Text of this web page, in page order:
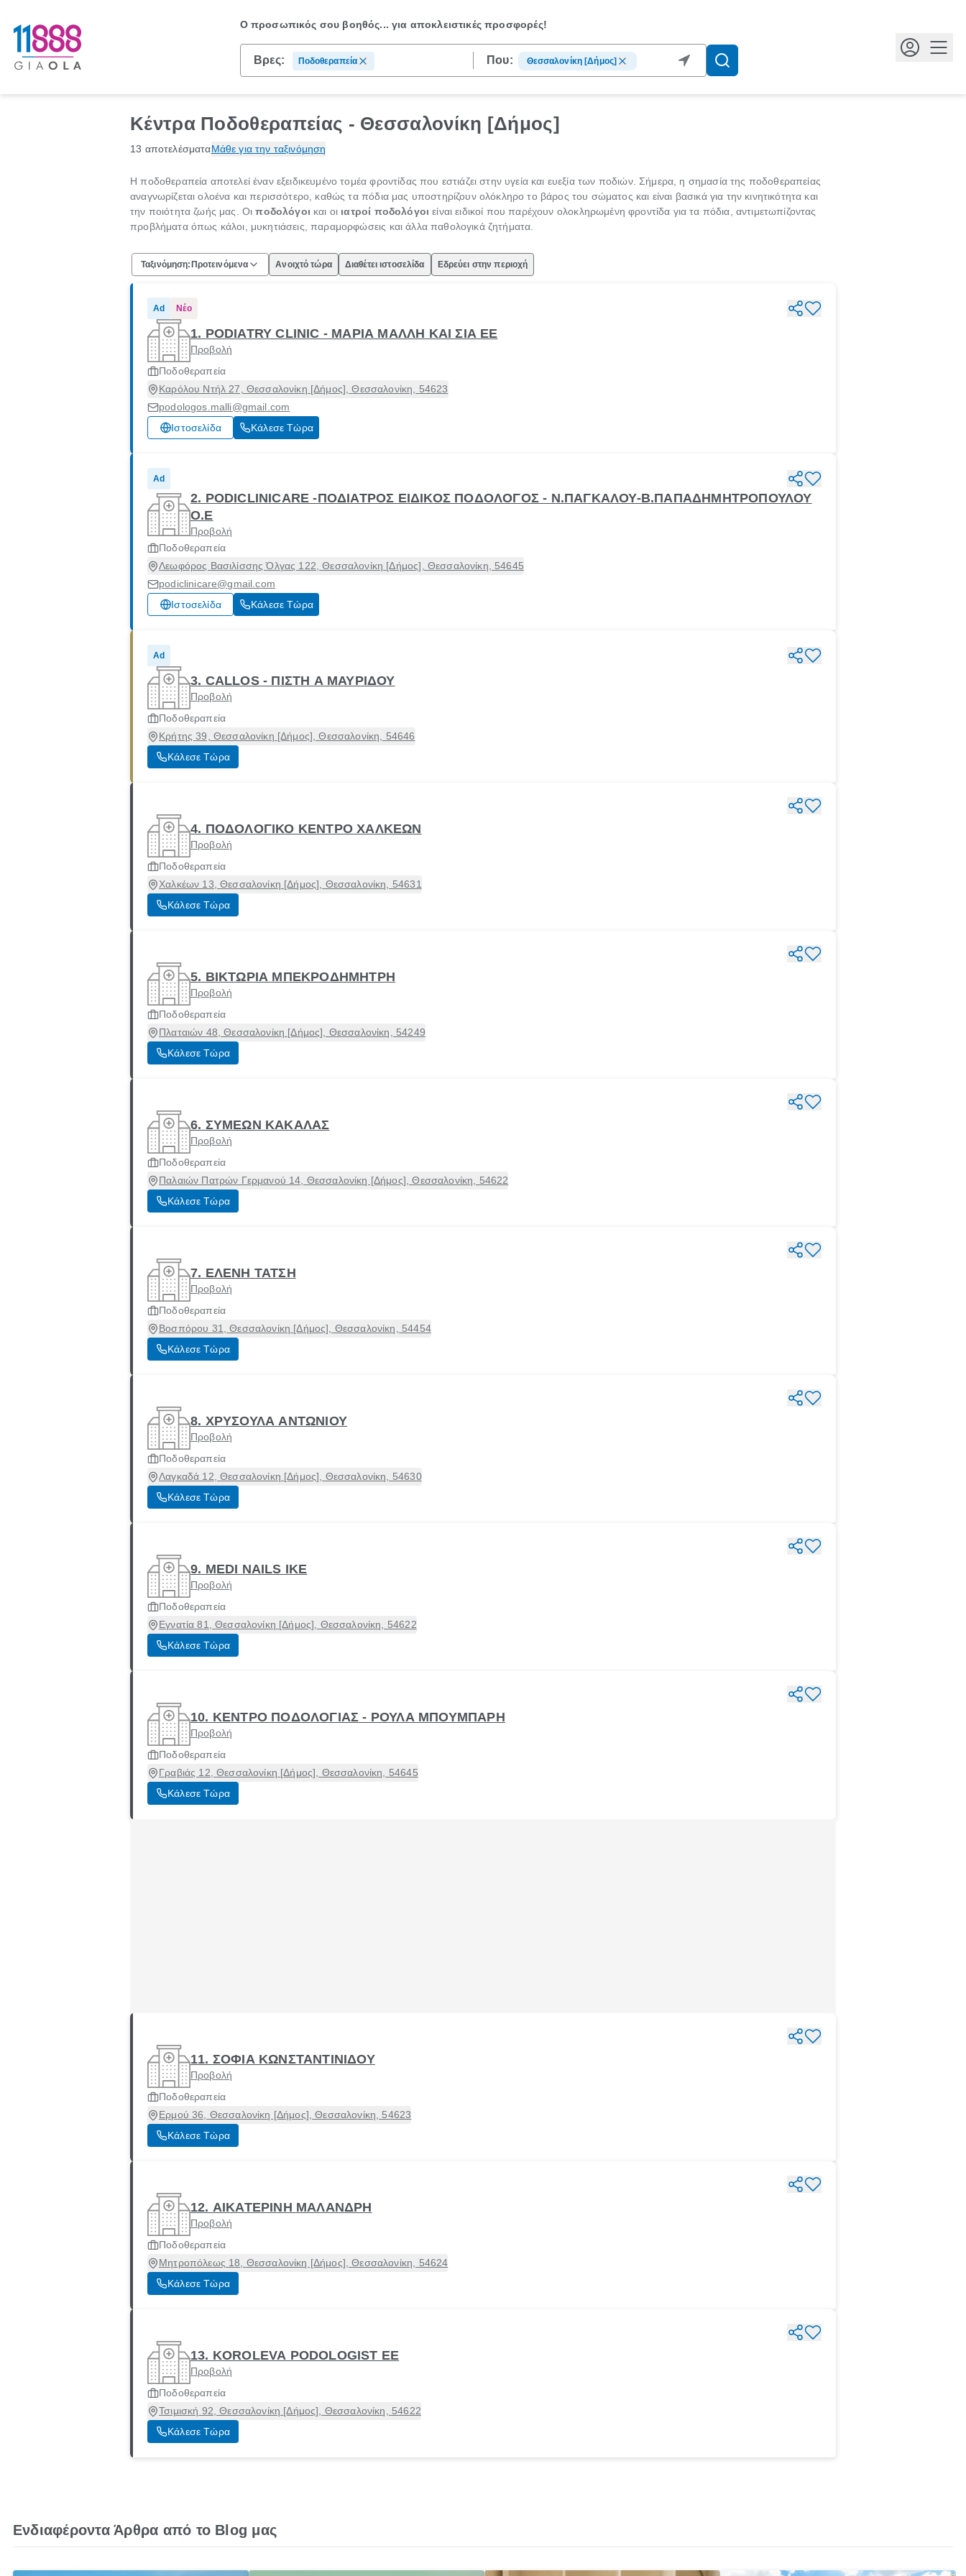
Ο προσωπικός σου βοηθός...για αποκλειστικές προσφορές!
Βρες: Ποδοθεραπεία Που: Θεσσαλονίκη [Δήμος]
Κέντρα Ποδοθεραπείας - Θεσσαλονίκη [Δήμος]
13 αποτελέσματαΜάθε για την ταξινόμηση
Η ποδοθεραπεία αποτελεί έναν εξειδικευμένο τομέα φροντίδας που εστιάζει στην υγεία και ευεξία των ποδιών. Σήμερα, η σημασία της ποδοθεραπείας
αναγνωρίζεται ολοένα και περισσότερο, καθώς τα πόδια μας υποστηρίζουν ολόκληρο το βάρος του σώματος και είναι βασικά για την κινητικότητα και
την ποιότητα ζωής μας. Οιποδολόγοι και οι ιατροί ποδολόγοι είναι ειδικοί που παρέχουν ολοκληρωμένη φροντίδα για τα πόδια, αντιμετωπίζοντας
προβλήματα όπως κάλοι, μυκητιάσεις, παραμορφώσεις και άλλα παθολογικά ζητήματα.
Ταξινόμηση: Προτεινόμενα Ανοιχτό τώρα Διαθέτει ιστοσελίδα Εδρεύει στην περιοχή
Ad Νέο
1. PODIATRY CLINIC - ΜΑΡΙΑ ΜΑΛΛΗ ΚΑΙ ΣΙΑ ΕΕ
Προβολή
Ποδοθεραπεία
Καρόλου Ντήλ 27, Θεσσαλονίκη [Δήμος], Θεσσαλονίκη, 54623
podologos.malli@gmail.com
Ιστοσελίδα
Κάλεσε Τώρα
Ad
2. PODICLINICARE -ΠΟΔΙΑΤΡΟΣ ΕΙΔΙΚΟΣ ΠΟΔΟΛΟΓΟΣ - Ν.ΠΑΓΚΑΛΟΥ-Β.ΠΑΠΑΔΗΜΗΤΡΟΠΟΥΛΟΥ
Ο.Ε
Προβολή
Ποδοθεραπεία
Λεωφόρος Βασιλίσσης Όλγας 122, Θεσσαλονίκη [Δήμος], Θεσσαλονίκη, 54645
podiclinicare@gmail.com
Ιστοσελίδα
Κάλεσε Τώρα
Ad
3. CALLOS - ΠΙΣΤΗ Α ΜΑΥΡΙΔΟΥ
Προβολή
Ποδοθεραπεία
Κρήτης 39, Θεσσαλονίκη [Δήμος], Θεσσαλονίκη, 54646
Κάλεσε Τώρα
4. ΠΟΔΟΛΟΓΙΚΟ ΚΕΝΤΡΟ ΧΑΛΚΕΩΝ
Προβολή
Ποδοθεραπεία
Χαλκέων 13, Θεσσαλονίκη [Δήμος], Θεσσαλονίκη, 54631
Κάλεσε Τώρα
5. ΒΙΚΤΩΡΙΑ ΜΠΕΚΡΟΔΗΜΗΤΡΗ
Προβολή
Ποδοθεραπεία
Πλαταιών 48, Θεσσαλονίκη [Δήμος], Θεσσαλονίκη, 54249
Κάλεσε Τώρα
6. ΣΥΜΕΩΝ ΚΑΚΑΛΑΣ
Προβολή
Ποδοθεραπεία
Παλαιών Πατρών Γερμανού 14, Θεσσαλονίκη [Δήμος], Θεσσαλονίκη, 54622
Κάλεσε Τώρα
7. ΕΛΕΝΗ ΤΑΤΣΗ
Προβολή
Ποδοθεραπεία
Βοσπόρου 31, Θεσσαλονίκη [Δήμος], Θεσσαλονίκη, 54454
Κάλεσε Τώρα
8. ΧΡΥΣΟΥΛΑ ΑΝΤΩΝΙΟΥ
Προβολή
Ποδοθεραπεία
Λαγκαδά 12, Θεσσαλονίκη [Δήμος], Θεσσαλονίκη, 54630
Κάλεσε Τώρα
9. MEDI NAILS ΙΚΕ
Προβολή
Ποδοθεραπεία
Εγνατία 81, Θεσσαλονίκη [Δήμος], Θεσσαλονίκη, 54622
Κάλεσε Τώρα
10. ΚΕΝΤΡΟ ΠΟΔΟΛΟΓΙΑΣ - ΡΟΥΛΑ ΜΠΟΥΜΠΑΡΗ
Προβολή
Ποδοθεραπεία
Γραβιάς 12, Θεσσαλονίκη [Δήμος], Θεσσαλονίκη, 54645
Κάλεσε Τώρα
11. ΣΟΦΙΑ ΚΩΝΣΤΑΝΤΙΝΙΔΟΥ
Προβολή
Ποδοθεραπεία
Ερμού 36, Θεσσαλονίκη [Δήμος], Θεσσαλονίκη, 54623
Κάλεσε Τώρα
12. ΑΙΚΑΤΕΡΙΝΗ ΜΑΛΑΝΔΡΗ
Προβολή
Ποδοθεραπεία
Μητροπόλεως 18, Θεσσαλονίκη [Δήμος], Θεσσαλονίκη, 54624
Κάλεσε Τώρα
13. KOROLEVA PODOLOGIST ΕΕ
Προβολή
Ποδοθεραπεία
Τσιμισκή 92, Θεσσαλονίκη [Δήμος], Θεσσαλονίκη, 54622
Κάλεσε Τώρα
Ενδιαφέροντα Άρθρα από το Blog μας